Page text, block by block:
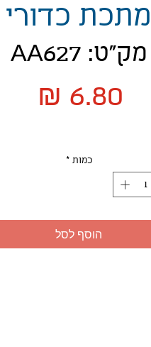
מתכת כדורי
מק"ט: AA627
כמות *
הוסף לסל